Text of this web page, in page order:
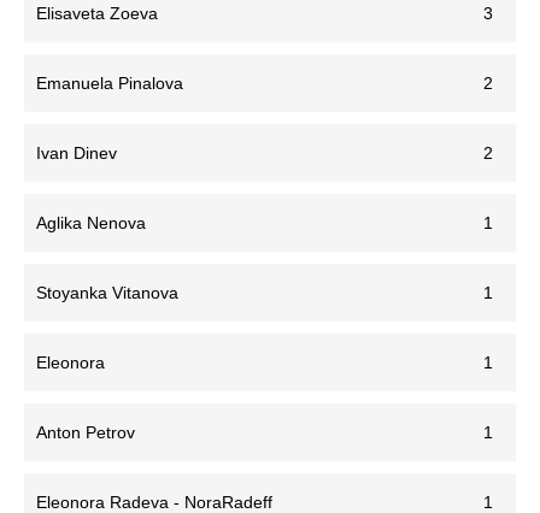
Elisaveta Zoeva 3
Emanuela Pinalova 2
Ivan Dinev 2
Aglika Nenova 1
Stoyanka Vitanova 1
Eleonora 1
Anton Petrov 1
Eleonora Radeva - NoraRadeff 1